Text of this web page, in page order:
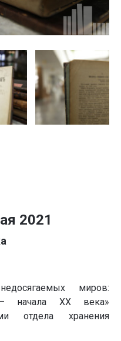
2021
миров:
начала ХХ века»
отдела хранения